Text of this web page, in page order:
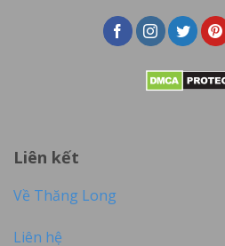
Liên kết
Về Thăng Long
Liên hệ